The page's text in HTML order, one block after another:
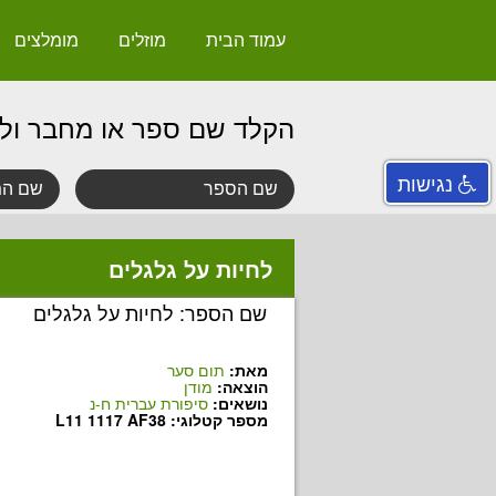
עמוד הבית מוזלים מומלצים
הקלד שם ספר או מחבר
לחיות על גלגלים
שם הספר: לחיות על גלגלים
מאת: תום סער
הוצאה: מודן
נושאים: סיפורת עברית ח-נ
מספר קטלוגי: L11 1117 AF38
נגישות